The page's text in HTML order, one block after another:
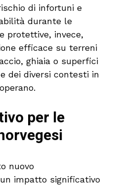
di infortuni e
durante le
protettive, invece,
efficace su terreni
ghiaia o superfici
dei diversi contesti in
per le
nuovo
impatto significativo